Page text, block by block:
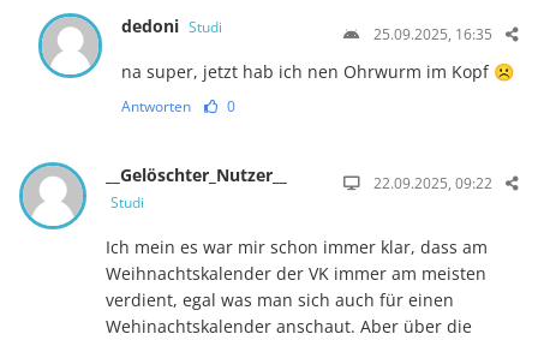
dedoni Studi 25.09.2025, 16:35
na super, jetzt hab ich nen Ohrwurm im Kopf ☹️
Antworten 0
__Gelöschter_Nutzer__
Studi
22.09.2025, 09:22
Ich mein es war mir schon immer klar, dass am
Weihnachtskalender der VK immer am meisten
verdient, egal was man sich auch für einen
Wehinachtskalender anschaut. Aber über die